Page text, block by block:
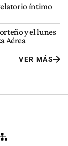
íntimo
y el lunes
Aérea
VER MÁS